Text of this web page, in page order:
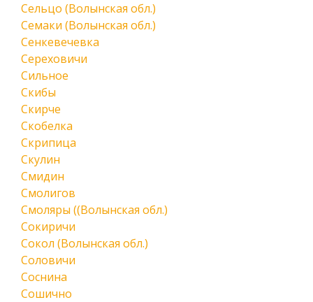
Сельцо (Волынская обл.)
Семаки (Волынская обл.)
Сенкевечевка
Сереховичи
Сильное
Скибы
Скирче
Скобелка
Скрипица
Скулин
Смидин
Смолигов
Смоляры ((Волынская обл.)
Сокиричи
Сокол (Волынская обл.)
Соловичи
Соснина
Сошично